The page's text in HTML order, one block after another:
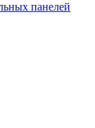
панелей